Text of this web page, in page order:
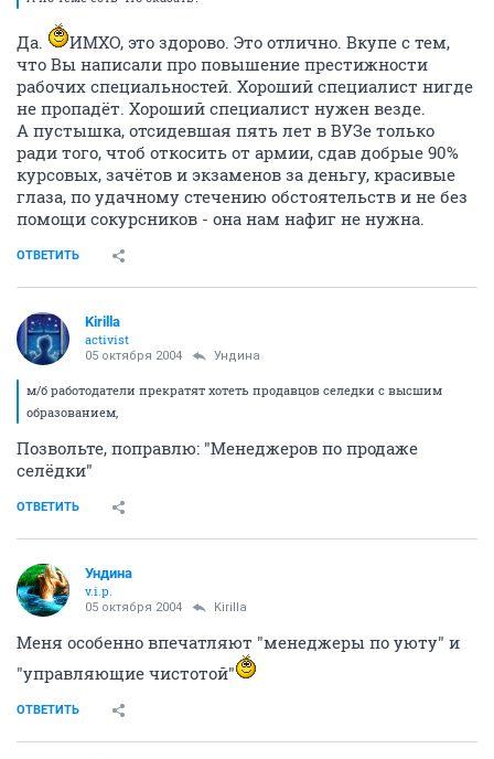
Да.
ИМХО, это здорово. Это отлично. Вкупе с тем,
что Вы написали про повышение престижности
рабочих специальностей. Хороший специалист нигде
не пропадёт. Хороший специалист нужен везде.
А пустышка, отсидевшая пять лет в ВУЗе только
ради того, чтоб откосить от армии, сдав добрые 90%
курсовых, зачётов и экзаменов за деньгу, красивые
глаза, по удачному стечению обстоятельств и не без
помощи сокурсников - она нам нафиг не нужна.
ОТВЕТИТЬ
Kirilla
activist
05 октября 2004 Ундина
м/б работодатели прекратят хотеть продавцов селедки с высшим
образованием,
Позвольте, поправлю: "Менеджеров по продаже
селёдки"
ОТВЕТИТЬ
Ундина
v.i.p.
05 октября 2004 Kirilla
Меня особенно впечатляют "менеджеры по уюту" и
"управляющие чистотой"
ОТВЕТИТЬ